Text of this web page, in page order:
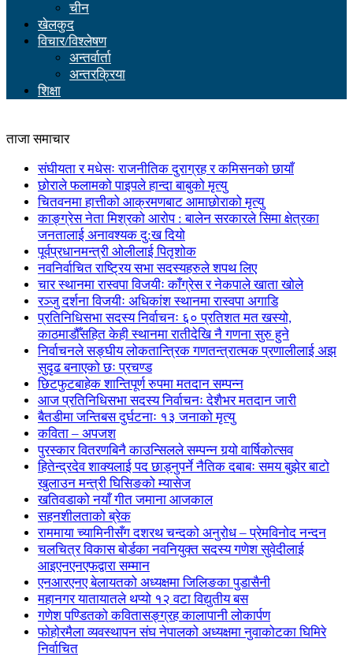
चीन
खेलकुद
विचार/विश्लेषण
अन्तर्वार्ता
अन्तरक्रिया
शिक्षा
ताजा समाचार
संघीयता र मधेसः राजनीतिक दुराग्रह र कमिसनको छायाँ
छोराले फलामको पाइपले हान्दा बाबुको मृत्यु
चितवनमा हात्तीको आक्रमणबाट आमाछोराको मृत्यु
काङ्ग्रेस नेता मिश्रको आरोप : बालेन सरकारले सिमा क्षेत्रका
जनतालाई अनावश्यक दु:ख दियो
पूर्वप्रधानमन्त्री ओलीलाई पितृशोक
नवनिर्वाचित राष्ट्रिय सभा सदस्यहरुले शपथ लिए
चार स्थानमा रास्वपा विजयीः काँग्रेस र नेकपाले खाता खोले
रञ्जु दर्शना विजयीः अधिकांश स्थानमा रास्वपा अगाडि
प्रतिनिधिसभा सदस्य निर्वाचनः ६० प्रतिशत मत खस्यो,
काठमाडौँसहित केही स्थानमा रातीदेखि नै गणना सुरु हुने
निर्वाचनले सङ्घीय लोकतान्त्रिक गणतन्त्रात्मक प्रणालीलाई अझ
सुदृढ बनाएको छः प्रचण्ड
छिटफुटबाहेक शान्तिपूर्ण रुपमा मतदान सम्पन्न
आज प्रतिनिधिसभा सदस्य निर्वाचनः देशैभर मतदान जारी
बैतडीमा जन्तिबस दुर्घटनाः १३ जनाको मृत्यु
कविता – अपजश
पुरस्कार वितरणबिनै काउन्सिलले सम्पन्न गर्‍यो वार्षिकोत्सव
हितेन्द्रदेव शाक्यलाई पद छाड्नुपर्ने नैतिक दबाबः समय बुझेर बाटो
खुलाउन मन्त्री घिसिङको म्यासेज
खतिवडाको नयाँ गीत जमाना आजकाल
सहनशीलताको ब्रेक
राममाया च्यामिनीसँग दशरथ चन्दको अनुरोध – प्रेमविनोद नन्दन
चलचित्र विकास बोर्डका नवनियुक्त सदस्य गणेश सुवेदीलाई
आइएनएनएफद्वारा सम्मान
एनआरएनए बेलायतको अध्यक्षमा जिलिङका पुडासैनी
महानगर यातायातले थप्यो १२ वटा विद्युतीय बस
गणेश पण्डितको कवितासङ्ग्रह कालापानी लोकार्पण
फोहोरमैला व्यवस्थापन संघ नेपालको अध्यक्षमा नुवाकोटका घिमिरे
निर्वाचित